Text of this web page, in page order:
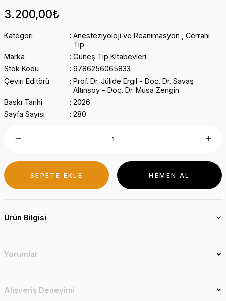
3.200,00₺
Kategori Anesteziyoloji ve Reanimasyon
Cerrahi
Tıp
Marka
Güneş Tıp Kitabevleri
Stok Kodu
9786256065833
Çeviri Editörü
Prof. Dr. Jülide Ergil - Doç. Dr. Savaş
Altınsoy - Doç. Dr. Musa Zengin
Baskı Tarihi
2026
Sayfa Sayısı
280
SEPETE EKLE HEMEN AL
Ürün Bilgisi
Yorumlar
Alışveriş Deneyimi